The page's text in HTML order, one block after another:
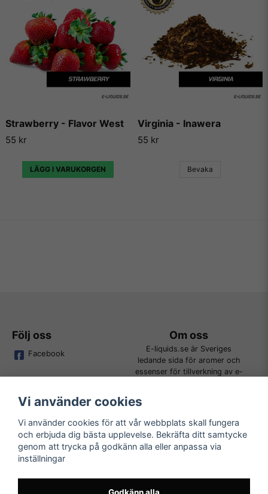
Strawberry - Flavor West
55 kr
LÄGG I VARUKORGEN
Virginia - Inawera
55 kr
Bevaka
Följ oss
Facebook
Om oss
E-liquids.se är Sveriges
ledande sida för aromer och
essenser för tillverkning av e-
Kundtjänst
Tveka inte att kontakta oss på
order@e-liquids.se om du har
några frågor, funderingar eller
önskemål om produkter!
Läs mer
Vi använder cookies
Vi använder cookies för att vår webbplats skall fungera
och erbjuda dig bästa upplevelse. Bekräfta ditt samtycke
genom att trycka på godkänn alla eller anpassa via
inställningar
Godkänn alla